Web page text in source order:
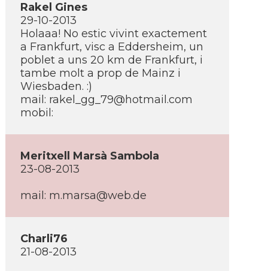
Rakel Gines
29-10-2013
Holaaa! No estic vivint exactement
a Frankfurt, visc a Eddersheim, un
poblet a uns 20 km de Frankfurt, i
tambe molt a prop de Mainz i
Wiesbaden. :)
mail: rakel_gg_79@hotmail.com
mobil:
Meritxell Marsà Sambola
23-08-2013
mail: m.marsa@web.de
Charli76
21-08-2013